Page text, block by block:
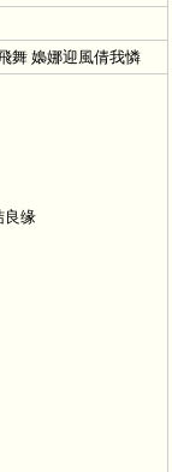
舞 嬝娜迎風倩我憐
良缘